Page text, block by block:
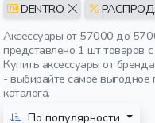
DENTRO
Аксессуары от 57000 до
представлено 1 шт товаров
Купить аксессуары от
- выбирайте самое
каталога.
По популярности